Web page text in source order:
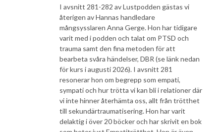
I avsnitt 281-282 av Lustpodden gästas vi
återigen av Hannas handledare
mångsysslaren Anna Gerge. Hon har tidigare
varit med i podden och talat om PTSD och
trauma samt den fina metoden för att
bearbeta svåra händelser, DBR (se länk nedan
för kurs i augusti 2026). I avsnitt 281
resonerar hon om begrepp som empati,
sympati och hur trötta vi kan bli i relationer där
vi inte hinner återhämta oss, allt från trötthet
till sekundärtraumatisering. Hon har varit
delaktig i över 20 böcker och har skrivit en bok